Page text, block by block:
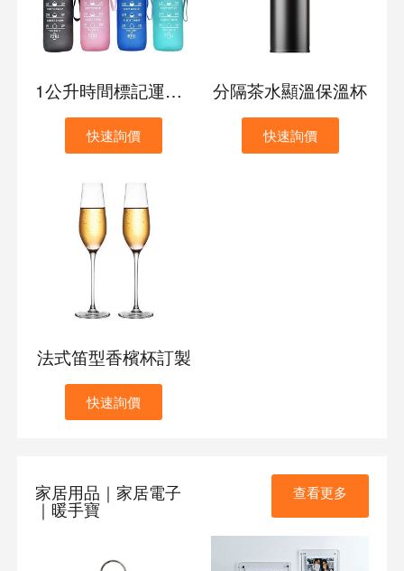
1公升時間標記運動水樽
快速詢價
分隔茶水顯溫保溫杯
快速詢價
法式笛型香檳杯訂製
快速詢價
家居用品｜家居電子
｜暖手寶
查看更多